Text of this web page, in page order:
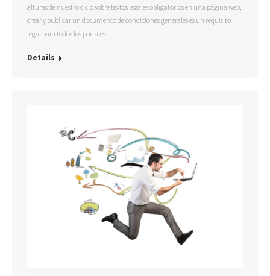
alturas de nuestro ciclo sobre textos legales obligatorios en una página web,
crear y publicar un documento de condiciones generales es un requisito
legal para todos los portales…
Details